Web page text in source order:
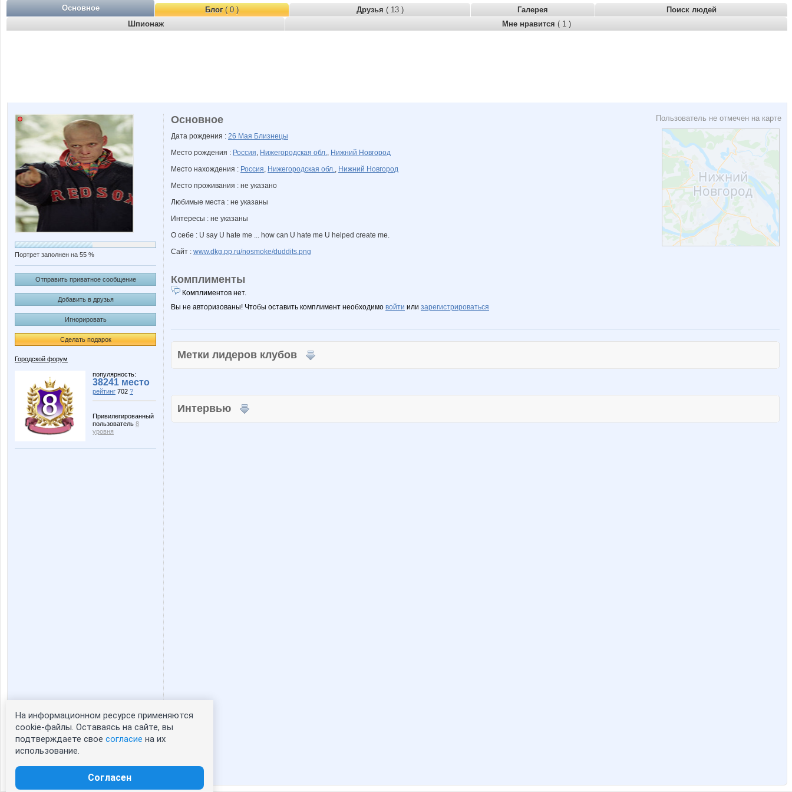
Основное Блог( 0 ) Друзья ( 13 ) Галерея
Поиск людей
Шпионаж
Мне нравится ( 1 )
Портрет заполнен на 55 %
Отправить приватное сообщение
Добавить в друзья
Игнорировать
Сделать подарок
Городской форум
популярность:
38241 место
рейтинг 702 ?
Привилегированный
пользователь 8
уровня
Статистика портрета:
сейчас просматривают портрет - 0
зарегистрированные пользователи
Пользователь не отмечен на карте
Основное
Дата рождения : 26 Мая Близнецы
Место рождения : Россия, Нижегородская обл., Нижний Новгород
Место нахождения : Россия, Нижегородская обл., Нижний Новгород
Место проживания : не указано
Любимые места : не указаны
Интересы : не указаны
О себе : U say U hate me ... how can U hate me U helped create me.
Сайт : www.dkg.pp.ru/nosmoke/duddits.png
Комплименты
Комплиментов нет.
Вы не авторизованы! Чтобы оставить комплимент необходимо войти или зарегистрироваться
Метки лидеров клубов
Интервью
На информационном ресурсе применяются
cookie-файлы. Оставаясь на сайте, вы
подтверждаете свое согласие на их
использование.
Согласен